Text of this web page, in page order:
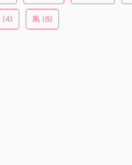
(4) 馬 (6)